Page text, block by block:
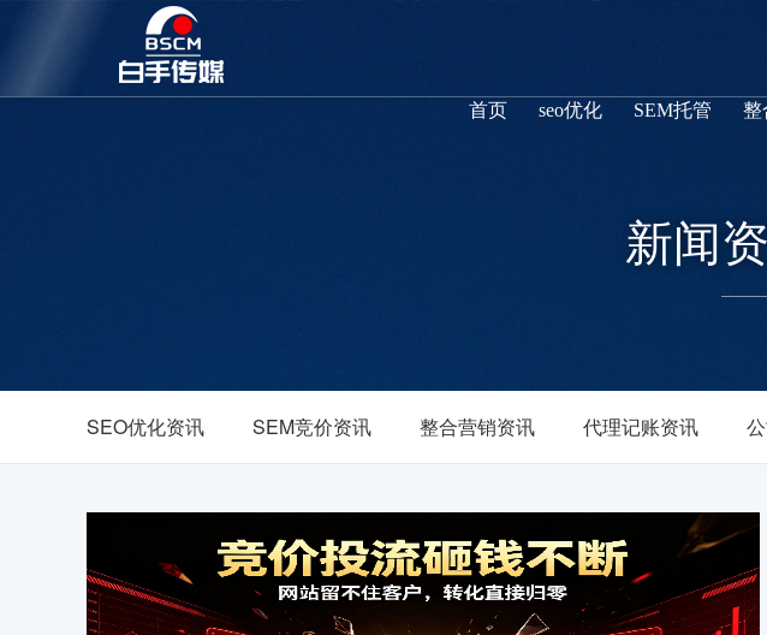
首页 seo优化 SEM托管 整
新闻
SEO优化资讯 SEM竞价资讯 整合营销资讯 代理记账资讯